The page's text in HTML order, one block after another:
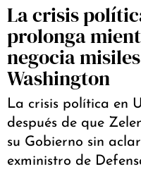
La crisis
prolonga
negocia
Washington
La crisis política en
después de que
su Gobierno sin
exministro de